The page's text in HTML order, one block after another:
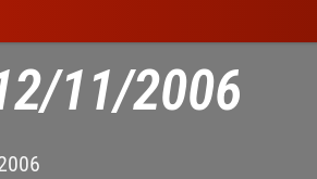
11/2006